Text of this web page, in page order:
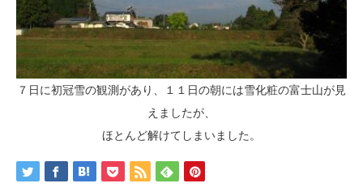
７日に初冠雪の観測があり、１１日の朝には雪化粧の富士山が見
えましたが、
ほとんど解けてしまいました。